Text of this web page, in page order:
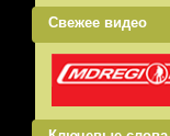
Свежее видео